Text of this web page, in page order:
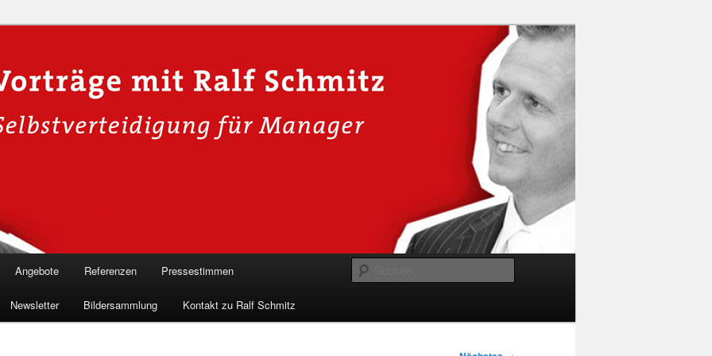
für Hackervorträge &
in die Welt der Cybersicherheit mit Ralf Schmitz. Erleben Sie Live-
& schützen Sie sich effektiv.
Angebote Referenzen Pressestimmen
Newsletter Bildersammlung Kontakt zu Ralf Schmitz